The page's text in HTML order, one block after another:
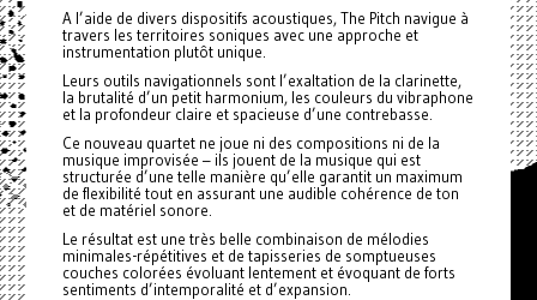
A l’aide de divers dispositifs acoustiques, The Pitch navigue à
travers les territoires soniques avec une approche et
instrumentation plutôt unique.
Leurs outils navigationnels sont l’exaltation de la clarinette,
la brutalité d’un petit harmonium, les couleurs du vibraphone
et la profondeur claire et spacieuse d’une contrebasse.
Ce nouveau quartet ne joue ni des compositions ni de la
musique improvisée – ils jouent de la musique qui est
structurée d’une telle manière qu’elle garantit un maximum
de flexibilité tout en assurant une audible cohérence de ton
et de matériel sonore.
Le résultat est une très belle combinaison de mélodies
minimales-répétitives et de tapisseries de somptueuses
couches colorées évoluant lentement et évoquant de forts
sentiments d’intemporalité et d’expansion.